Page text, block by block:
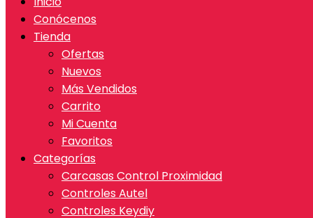
Conócenos
Tienda
Ofertas
Nuevos
Más Vendidos
Carrito
Mi Cuenta
Favoritos
Categorías
Carcasas Control Proximidad
Controles Autel
Controles Keydiy